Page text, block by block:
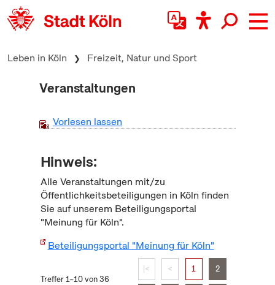
zum Inhalt springen
Leben in Köln Freizeit, Natur und Sport
Veranstaltungen
Vorlesen lassen
Hinweis:
Alle Veranstaltungen mit/zu
Öffentlichkeitsbeteiligungen in Köln finden
Sie auf unserem Beteiligungsportal
"Meinung für Köln".
Beteiligungsportal "Meinung für Köln"
Treffer 1–10 von 36
|< < 1 2